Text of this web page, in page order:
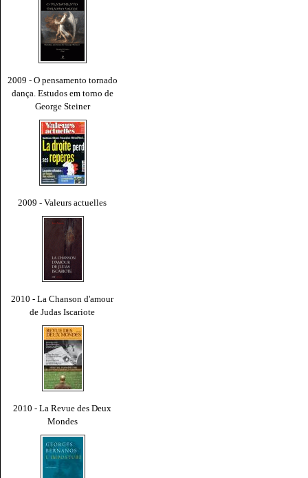
2009 - O pensamento tornado
dança. Estudos em torno de
George Steiner
2009 - Valeurs actuelles
2010 - La Chanson d'amour
de Judas Iscariote
2010 - La Revue des Deux
Mondes